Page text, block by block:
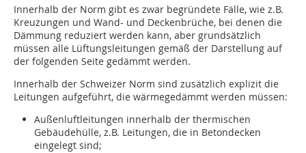
Innerhalb der Norm gibt es zwar begründete Fälle, wie z.B.
Kreuzungen und Wand- und Deckenbrüche, bei denen die
Dämmung reduziert werden kann, aber grundsätzlich
müssen alle Lüftungsleitungen gemäß der Darstellung auf
der folgenden Seite gedämmt werden.
Innerhalb der Schweizer Norm sind zusätzlich explizit die
Leitungen aufgeführt, die wärmegedämmt werden müssen:
Außenluftleitungen innerhalb der thermischen
Gebäudehülle, z.B. Leitungen, die in Betondecken
eingelegt sind;